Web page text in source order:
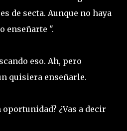
de secta. Aunque no haya
enseñarte ".
eso. Ah, pero
quisiera enseñarle.
oportunidad? ¿Vas a decir